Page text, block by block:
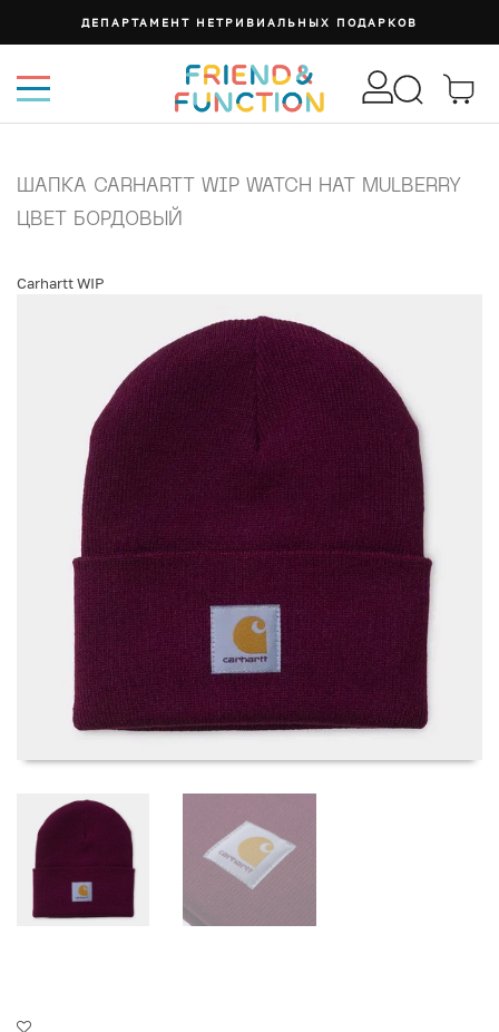
ДЕПАРТАМЕНТ НЕТРИВИАЛЬНЫХ ПОДАРКОВ
ШАПКА CARHARTT WIP WATCH HAT MULBERRY
ЦВЕТ БОРДОВЫЙ
Carhartt WIP